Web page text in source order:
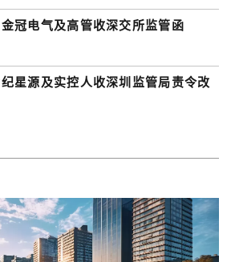
冠电气及高管收深交所监管函
星源及实控人收深圳监管局责令改